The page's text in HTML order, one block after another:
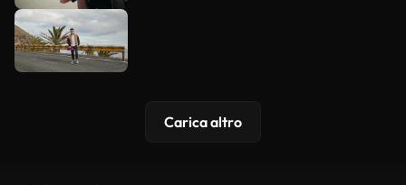
Carica altro